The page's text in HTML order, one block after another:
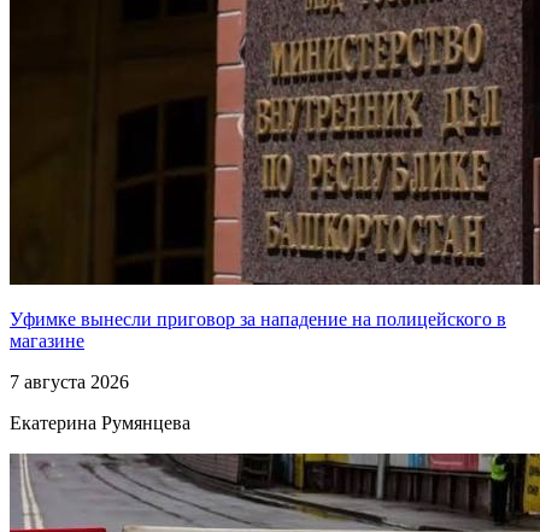
Уфимке вынесли приговор за нападение на полицейского в
магазине
7 августа 2026
Екатерина Румянцева